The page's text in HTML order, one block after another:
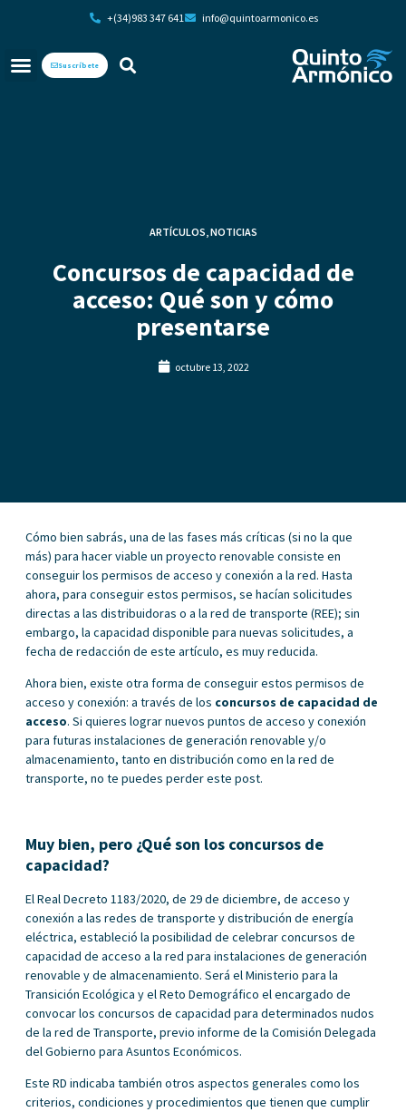
+(34)983 347 641 info@quintoarmonico.es
Suscríbete
ARTÍCULOS NOTICIAS
Concursos de capacidad de
acceso: Qué son y cómo
presentarse
octubre 13, 2022
Cómo bien sabrás, una de las fases más críticas (si no la que
más) para hacer viable un proyecto renovable consiste en
conseguir los permisos de acceso y conexión a la red. Hasta
ahora, para conseguir estos permisos, se hacían solicitudes
directas a las distribuidoras o a la red de transporte (REE); sin
embargo, la capacidad disponible para nuevas solicitudes, a
fecha de redacción de este artículo, es muy reducida.
Ahora bien, existe otra forma de conseguir estos permisos de
acceso y conexión: a través de los concursos de capacidad de
acceso. Si quieres lograr nuevos puntos de acceso y conexión
para futuras instalaciones de generación renovable y/o
almacenamiento, tanto en distribución como en la red de
transporte, no te puedes perder este post.
Muy bien, pero ¿Qué son los concursos de
capacidad?
El Real Decreto 1183/2020, de 29 de diciembre, de acceso y
conexión a las redes de transporte y distribución de energía
eléctrica, estableció la posibilidad de celebrar concursos de
capacidad de acceso a la red para instalaciones de generación
renovable y de almacenamiento. Será el Ministerio para la
Transición Ecológica y el Reto Demográfico el encargado de
convocar los concursos de capacidad para determinados nudos
de la red de Transporte, previo informe de la Comisión Delegada
del Gobierno para Asuntos Económicos.
Este RD indicaba también otros aspectos generales como los
criterios, condiciones y procedimientos que tienen que cumplir